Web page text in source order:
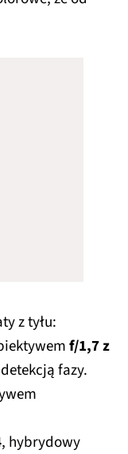
z tyłu:
f/1,7 z
fazy.
, hybrydowy